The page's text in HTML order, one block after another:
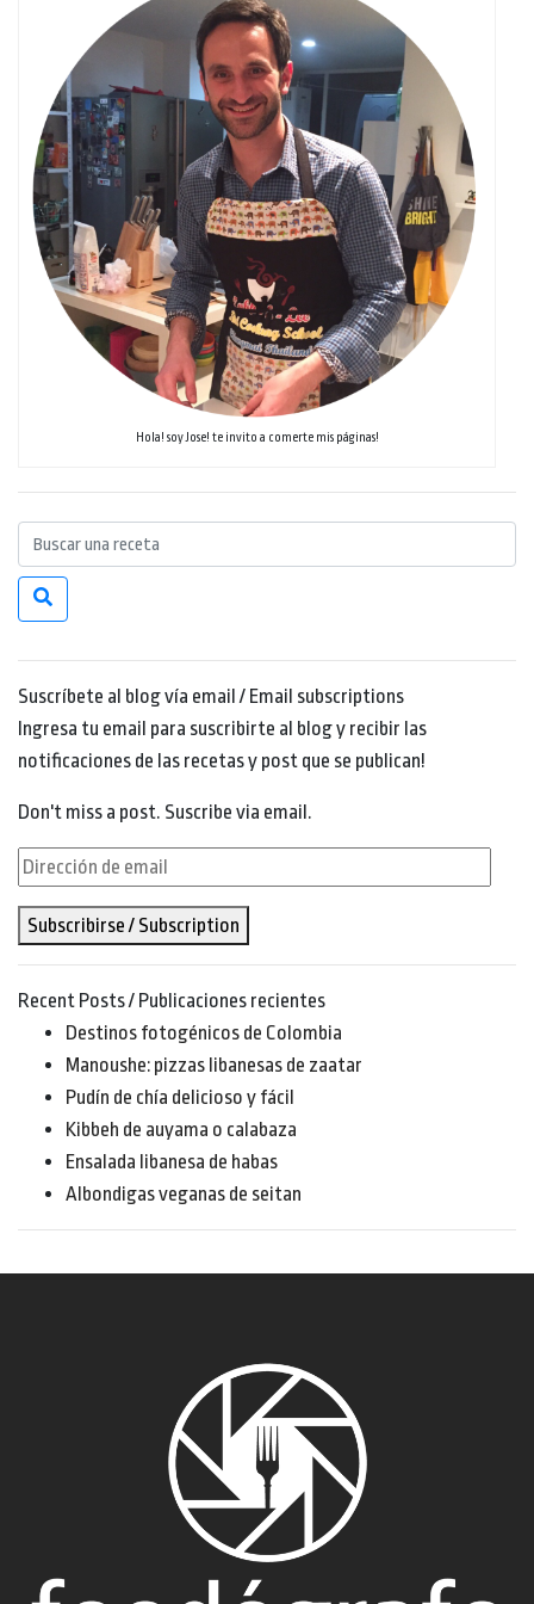
Hola! soy Jose! te invito a comerte mis páginas!
Suscríbete al blog vía email / Email subscriptions
Ingresa tu email para suscribirte al blog y recibir las
notificaciones de las recetas y post que se publican!
Don't miss a post. Suscribe via email.
Dirección
email
Subscribirse / Subscription
Recent Posts / Publicaciones recientes
Destinos fotogénicos de Colombia
Manoushe: pizzas libanesas de zaatar
Pudín de chía delicioso y fácil
Kibbeh de auyama o calabaza
Ensalada libanesa de habas
Albondigas veganas de seitan